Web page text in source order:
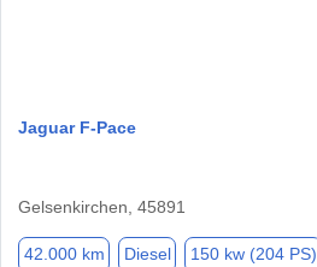
Jaguar F-Pace
Gelsenkirchen, 45891
42.000 km Diesel 150 kw (204 PS)